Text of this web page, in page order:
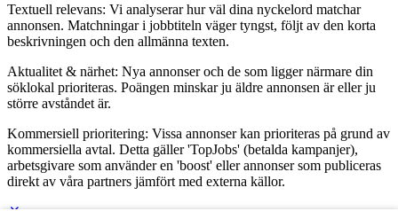
Textuell relevans: Vi analyserar hur väl dina nyckelord matchar
annonsen. Matchningar i jobbtiteln väger tyngst, följt av den korta
beskrivningen och den allmänna texten.
Aktualitet & närhet: Nya annonser och de som ligger närmare din
söklokal prioriteras. Poängen minskar ju äldre annonsen är eller ju
större avståndet är.
Kommersiell prioritering: Vissa annonser kan prioriteras på grund av
kommersiella avtal. Detta gäller 'TopJobs' (betalda kampanjer),
arbetsgivare som använder en 'boost' eller annonser som publiceras
direkt av våra partners jämfört med externa källor.